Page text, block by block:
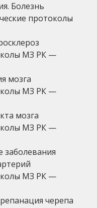
Болезнь
протоколы
МЗ РК —
мозга
МЗ РК —
мозга
МЗ РК —
заболевания
МЗ РК —
черепа